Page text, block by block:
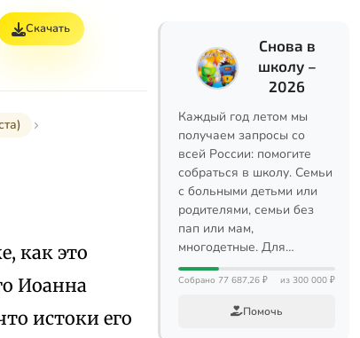
Скачать
как это
Иоанна
истоки его
Снова в
школу –
2026
Каждый год летом мы
получаем запросы со
всей России: помогите
собраться в школу. Семьи
с больными детьми или
родителями, семьи без
пап или мам,
многодетные. Для…
Собрано 77 687,26 ₽ из 300 000 ₽
Помочь